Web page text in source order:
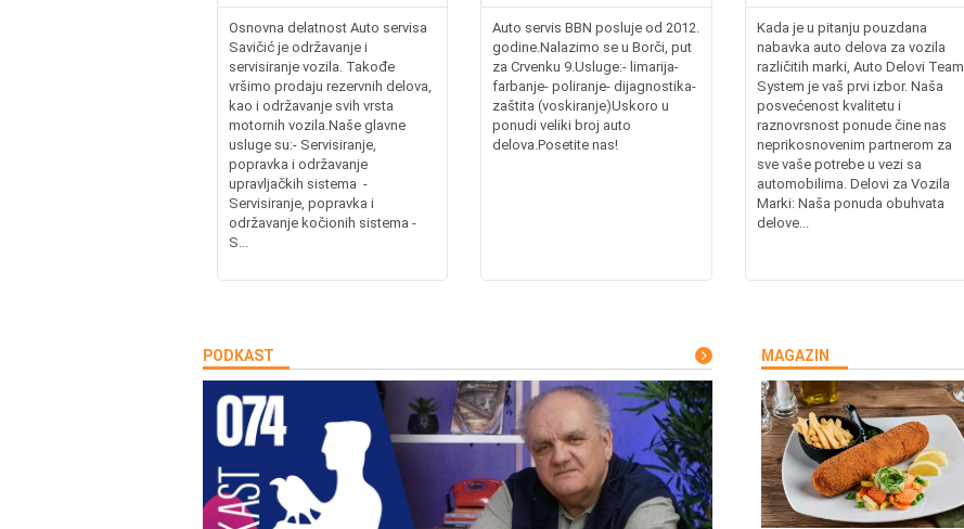
Osnovna delatnost Auto servisa
Savičić je održavanje i
servisiranje vozila. Takođe
vršimo prodaju rezervnih delova,
kao i održavanje svih vrsta
motornih vozila.Naše glavne
usluge su:- Servisiranje,
popravka i održavanje
upravljačkih sistema -
Servisiranje, popravka i
održavanje kočionih sistema -
S...
Auto servis BBN posluje od 2012.
godine.Nalazimo se u Borči, put
za Crvenku 9.Usluge:- limarija-
farbanje- poliranje- dijagnostika-
zaštita (voskiranje)Uskoro u
ponudi veliki broj auto
delova.Posetite nas!
Kada je u pitanju pouzdana
nabavka auto delova za vozila
različitih marki, Auto Delovi Team
System je vaš prvi izbor. Naša
posvećenost kvalitetu i
raznovrsnost ponude čine nas
neprikosnovenim partnerom za
sve vaše potrebe u vezi sa
automobilima. Delovi za Vozila
Marki: Naša ponuda obuhvata
delove...
PODKAST MAGAZIN